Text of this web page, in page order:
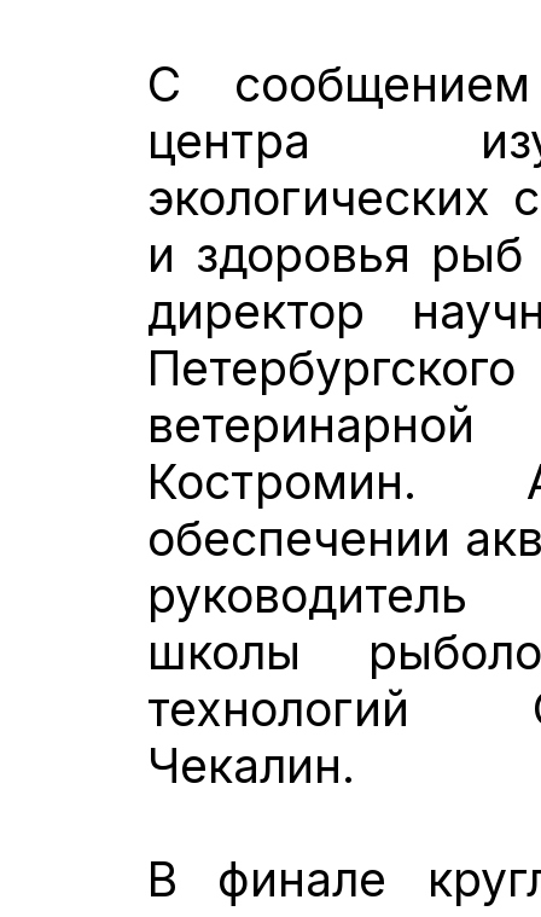
С сообщением
центра
экологических
и здоровья
директор
обеспечении
школы
технологий
Чекалин.
В финале